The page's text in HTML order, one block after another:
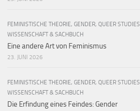
FEMINISTISCHE THEORIE, GENDER, QUEER STUDIES
WISSENSCHAFT & SACHBUCH
Eine andere Art von Feminismus
23. JUNI 2026
FEMINISTISCHE THEORIE, GENDER, QUEER STUDIES
WISSENSCHAFT & SACHBUCH
Die Erfindung eines Feindes: Gender